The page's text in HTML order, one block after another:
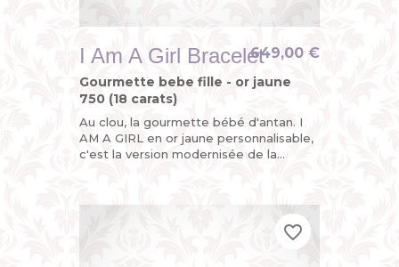
I Am A Girl Bracelet
Gourmette bebe fille - or jaune
750 (18 carats)
Au clou, la gourmette bébé d'antan. I
AM A GIRL en or jaune personnalisable,
c'est la version modernisée de la
649,00 €
favorite_border
favorite_border
favorite_border